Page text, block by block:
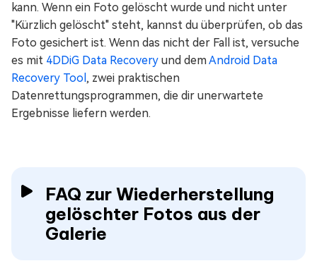
kann. Wenn ein Foto gelöscht wurde und nicht unter
"Kürzlich gelöscht" steht, kannst du überprüfen, ob das
Foto gesichert ist. Wenn das nicht der Fall ist, versuche
es mit 4DDiG Data Recovery und demAndroid Data
Recovery Tool , zwei praktischen
Datenrettungsprogrammen, die dir unerwartete
Ergebnisse liefern werden.
FAQ zur Wiederherstellung
gelöschter Fotos aus der
Galerie